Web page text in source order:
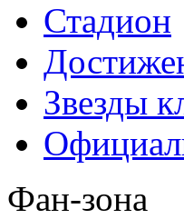
Стадион
Звезды
Фан-зона